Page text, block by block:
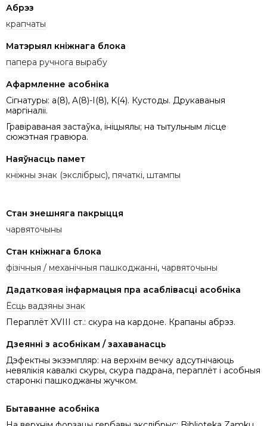
Абрэз
крапчаты
Матэрыял кніжнага блока
папера ручнога вырабу
Афармленне асобніка
Сігнатуры: a(8), A(8)-I(8), K(4). Кустоды. Друкаваныя
маргіналіі.
Гравіраваная застаўка, ініцыялы; на тытульным лісце
сюжэтная гравюра.
Наяўнасць памет
кніжны знак (экслібрыс), пячаткі, штампы
Стан знешняга пакрыцця
чарвяточыны
Стан кніжнага блока
фізічныя / механічныя пашкоджанні, чарвяточыны
Дадатковая інфармацыя пра асаблівасці асобніка
Ёсць вадзяны знак
Пераплёт XVIII ст.: скура на кардоне. Крапаны абрэз.
Дзеянні з асобнікам / захаванасць
Дэфектны экзэмпляр: на верхнім вечку адсутнічаюць
невялікія кавалкі скуры, скура падрана, пераплёт і асобныя
старонкі пашкоджаны жучком.
Бытаванне асобніка